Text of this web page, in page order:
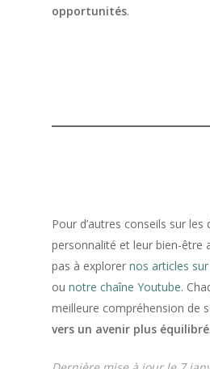
opportunités.
Pour d’autres conseils sur
personnalité et leur bien-être
pas à explorer nos articles
ou notre chaîne Youtube.
meilleure compréhension de
vers un avenir plus équilibré